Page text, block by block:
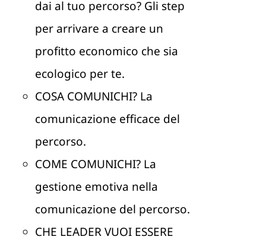
dai al tuo percorso? Gli step
per arrivare a creare un
profitto economico che sia
ecologico per te.
COSA COMUNICHI? La
comunicazione efficace del
percorso.
COME COMUNICHI? La
gestione emotiva nella
comunicazione del percorso.
CHE LEADER VUOI ESSERE